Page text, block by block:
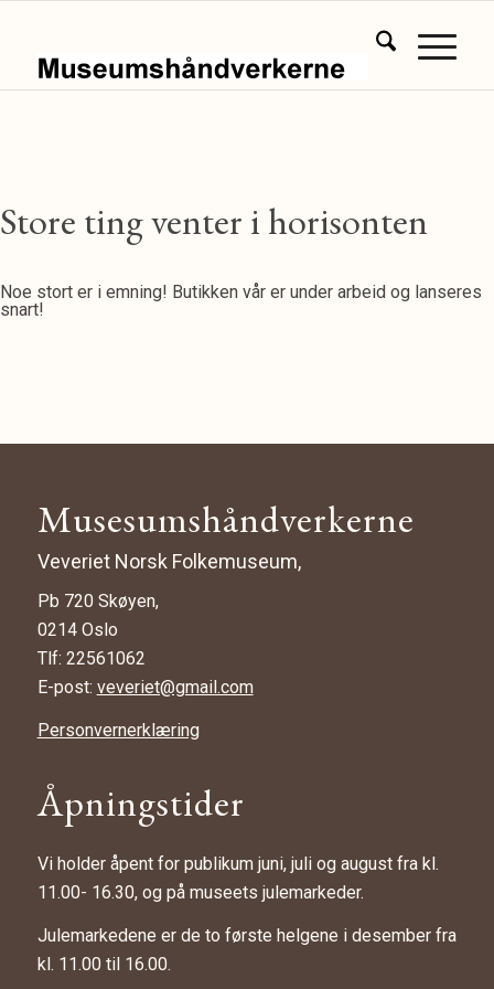
Store ting venter i horisonten
Noe stort er i emning! Butikken vår er under arbeid og lanseres
snart!
Musesumshåndverkerne
Veveriet Norsk Folkemuseum,
Pb 720 Skøyen,
0214 Oslo
Tlf: 22561062
E-post: veveriet@gmail.com
Personvernerklæring
Åpningstider
Vi holder åpent for publikum juni, juli og august fra kl.
11.00- 16.30, og på museets julemarkeder.
Julemarkedene er de to første helgene i desember fra
kl. 11.00 til 16.00.